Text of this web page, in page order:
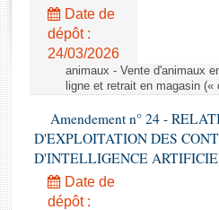
Rapports législatifs
Rapports sur l'application des lois
Baromètre de l’application des
Dossiers législatifs
Budget et sécurité sociale
Questions écrites et orales
Comptes rendus des débats
Date de
dépôt :
24/03/2026
animaux - Vente d'animaux
ligne et retrait en magasin
Amendement n° 24 -
D'EXPLOITATION DES
D'INTELLIGENCE
Date de
dépôt :